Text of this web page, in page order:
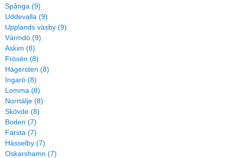
Spånga (9)
Uddevalla (9)
Upplands väsby (9)
Värmdö (9)
Askim (8)
Frösön (8)
Hägersten (8)
Ingarö (8)
Lomma (8)
Norrtälje (8)
Skövde (8)
Boden (7)
Farsta (7)
Hässelby (7)
Oskarshamn (7)